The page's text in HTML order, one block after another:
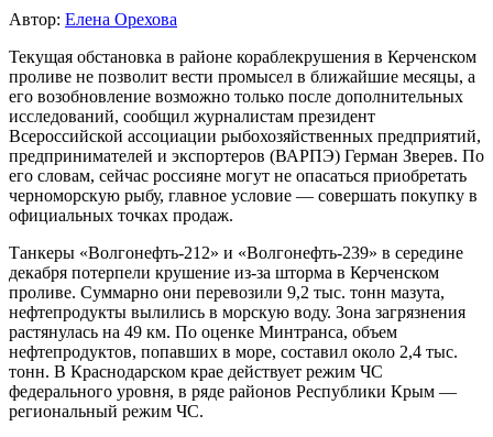
Автор: Елена Орехова
Текущая обстановка в районе кораблекрушения в Керченском
проливе не позволит вести промысел в ближайшие месяцы, а
его возобновление возможно только после дополнительных
исследований, сообщил журналистам президент
Всероссийской ассоциации рыбохозяйственных предприятий,
предпринимателей и экспортеров (ВАРПЭ) Герман Зверев. По
его словам, сейчас россияне могут не опасаться приобретать
черноморскую рыбу, главное условие — совершать покупку в
официальных точках продаж.
Танкеры «Волгонефть-212» и «Волгонефть-239» в середине
декабря потерпели крушение из-за шторма в Керченском
проливе. Суммарно они перевозили 9,2 тыс. тонн мазута,
нефтепродукты вылились в морскую воду. Зона загрязнения
растянулась на 49 км. По оценке Минтранса, объем
нефтепродуктов, попавших в море, составил около 2,4 тыс.
тонн. В Краснодарском крае действует режим ЧС
федерального уровня, в ряде районов Республики Крым —
региональный режим ЧС.